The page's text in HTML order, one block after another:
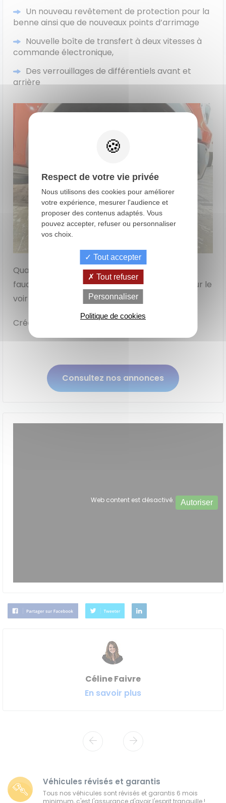
de
votreLe crédit
classique
La Location
Un nouveau revêtement de protection pour la
benne ainsi que de nouveaux points d’arrimage
Nouvelle boîte de transfert à deux vitesses à
commande électronique,
Des verrouillages de différentiels avant et
arrière
Quant à la version classique duFord Ranger
faudra patienter jusqu’à l’année prochaine pour le
voir sur nos routes.
Crédit photos : Ford
Consultez nos annonces
Web content est désactivé. Autoriser
Céline Faivre
En savoir plus
Véhicules révisés et garantis
Tous nos véhicules sont révisés et garantis 6 mois
Respect de votre vie privée
Nous utilisons des cookies pour améliorer
votre expérience, mesurer l'audience et
proposer des contenus adaptés. Vous
pouvez accepter, refuser ou personnaliser
vos choix.
Tout accepter
Tout refuser
Personnaliser
Politique de cookies